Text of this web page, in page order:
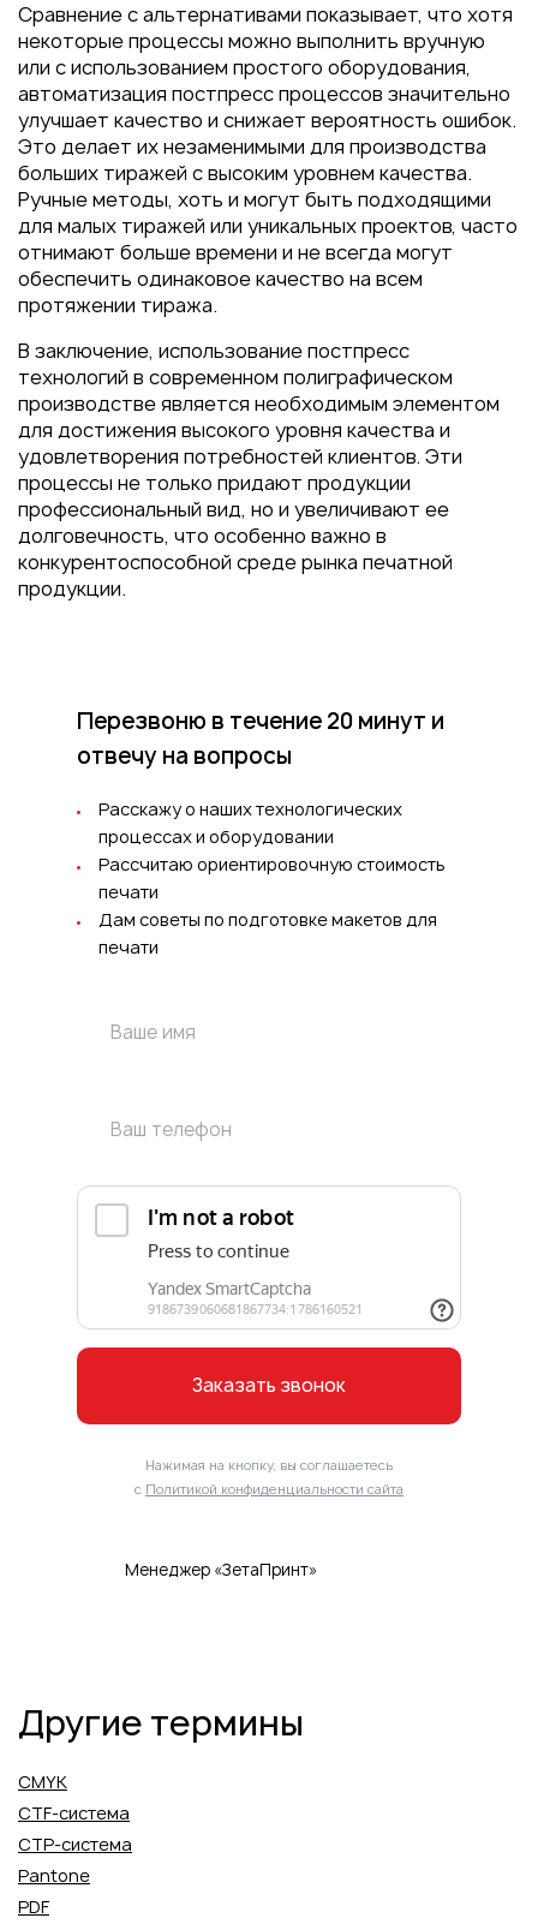
Сравнение с альтернативами показывает, что хотя
некоторые процессы можно выполнить вручную
или с использованием простого оборудования,
автоматизация постпресс процессов значительно
улучшает качество и снижает вероятность ошибок.
Это делает их незаменимыми для производства
больших тиражей с высоким уровнем качества.
Ручные методы, хоть и могут быть подходящими
для малых тиражей или уникальных проектов, часто
отнимают больше времени и не всегда могут
обеспечить одинаковое качество на всем
протяжении тиража.
В заключение, использование постпресс
технологий в современном полиграфическом
производстве является необходимым элементом
для достижения высокого уровня качества и
удовлетворения потребностей клиентов. Эти
процессы не только придают продукции
профессиональный вид, но и увеличивают ее
долговечность, что особенно важно в
конкурентоспособной среде рынка печатной
продукции.
Менеджер «ЗетаПринт»
Перезвоню в течение 20 минут и
отвечу на вопросы
Расскажу о наших технологических
процессах и оборудовании
Рассчитаю ориентировочную стоимость
печати
Дам советы по подготовке макетов для
печати
Заказать звонок
Нажимая на кнопку, вы соглашаетесь
с Политикой конфиденциальности сайта
Другие термины
CMYK
CTF-система
CTP-система
Pantone
PDF